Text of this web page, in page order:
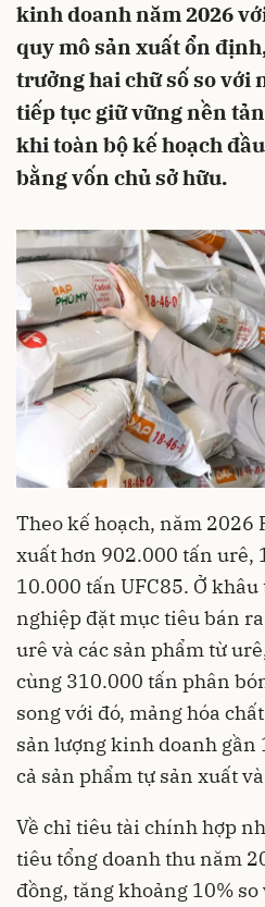
kinh doanh năm 2026
quy mô sản xuất ổn
trưởng hai chữ số so với
tiếp tục giữ vững nền
khi toàn bộ kế hoạch
bằng vốn chủ sở hữu.
Theo kế hoạch, năm 2026
xuất hơn 902.000 tấn urê,
10.000 tấn UFC85. Ở
nghiệp đặt mục tiêu bán
urê và các sản phẩm từ
cùng 310.000 tấn phân
song với đó, mảng hóa
sản lượng kinh doanh gần
cả sản phẩm tự sản xuất
Về chỉ tiêu tài chính hợp
tiêu tổng doanh thu năm
đồng, tăng khoảng 10%